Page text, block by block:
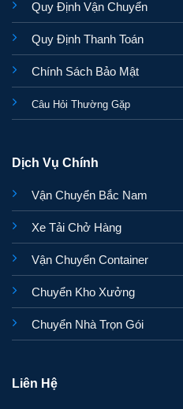
Quy Định Vận Chuyển
Quy Định Thanh Toán
Chính Sách Bảo Mật
Câu Hỏi Thường Gặp
Dịch Vụ Chính
Vận Chuyển Bắc Nam
Xe Tải Chở Hàng
Vận Chuyển Container
Chuyển Kho Xưởng
Chuyển Nhà Trọn Gói
Liên Hệ